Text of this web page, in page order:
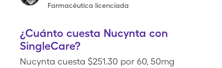
Farmacéutica licenciada
¿Cuánto cuesta Nucynta con
SingleCare?
Nucynta cuesta $251.30 por 60, 50mg